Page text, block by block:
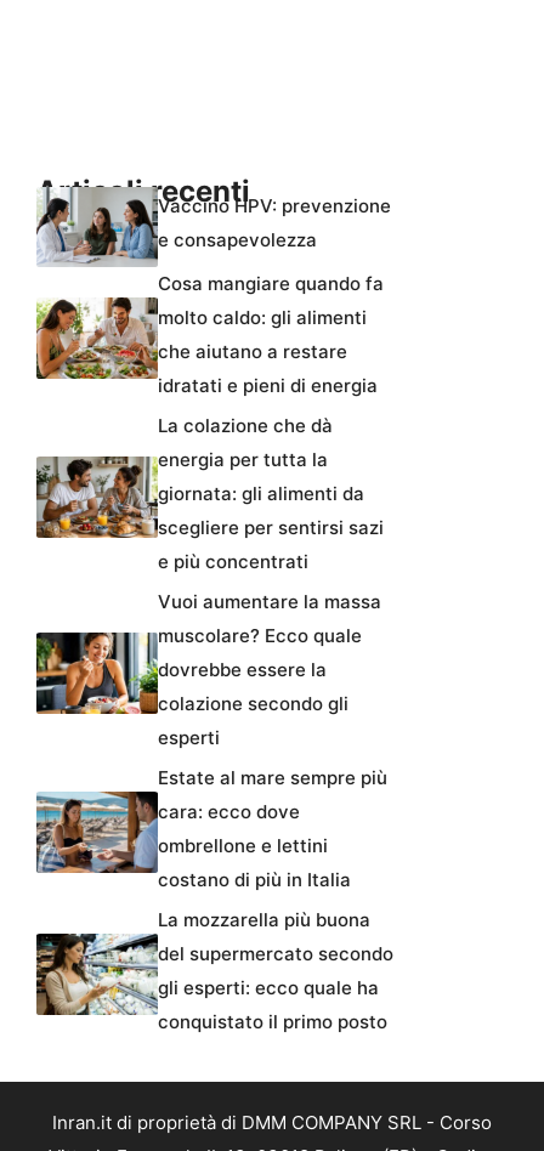
Articoli recentiVaccino HPV: prevenzione
e consapevolezza
Cosa mangiare quando fa
molto caldo: gli alimenti
che aiutano a restare
idratati e pieni di energia
La colazione che dà
energia per tutta la
giornata: gli alimenti da
scegliere per sentirsi sazi
e più concentrati
Vuoi aumentare la massa
muscolare? Ecco quale
dovrebbe essere la
colazione secondo gli
esperti
Estate al mare sempre più
cara: ecco dove
ombrellone e lettini
costano di più in Italia
La mozzarella più buona
del supermercato secondo
gli esperti: ecco quale ha
conquistato il primo posto
Inran.it di proprietà di DMM COMPANY SRL - Corso